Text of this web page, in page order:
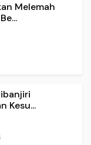
Melemah
Kesu...